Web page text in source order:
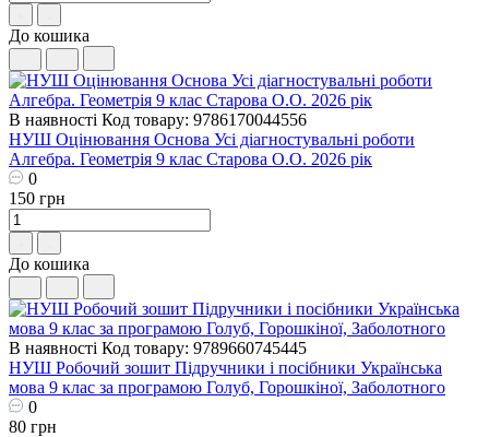
До кошика
В наявності Код товару: 9786170044556
НУШ Оцінювання Основа Усі діагностувальні роботи
Алгебра. Геометрія 9 клас Старова О.О. 2026 рік
0
150 грн
До кошика
В наявності Код товару: 9789660745445
НУШ Робочий зошит Пiдручники i посiбники Українська
мова 9 клас за програмою Голуб, Горошкіної, Заболотного
0
80 грн